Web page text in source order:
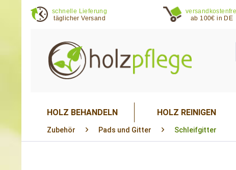
schnelle Lieferung
täglicher Versand
ab 100€ in DE
HOLZ BEHANDELN HOLZ REINIGEN
Zubehör Pads und Gitter Schleifgitter